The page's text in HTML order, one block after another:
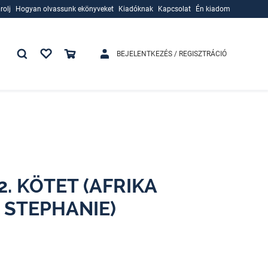
Hogyan olvassunk ekönyveket
Kiadóknak
Kapcsolat Én kiadom
BEJELENTKEZÉS / REGISZTRÁCIÓ
KÖTET (AFRIKA